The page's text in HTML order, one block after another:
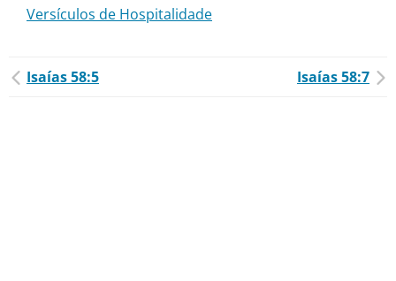
Versículos de Hospitalidade
Isaías 58:5 Isaías 58:7